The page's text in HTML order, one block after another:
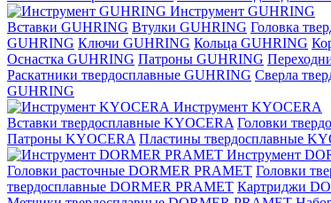
Инструмент GUHRING
Вставки GUHRING Втулки GUHRING Головка
GUHRING Ключи GUHRING Кольца GUHRING
Оснастка GUHRING Патроны GUHRING
Раскатники твердосплавные GUHRING Сверла
GUHRING
Инструмент KYOCERA
Вставки твердосплавные KYOCERA Головки
Патроны KYOCERA Пластины твердосплавные
Инструмент
Головки расточные DORMER PRAMET Головки
твердосплавные DORMER PRAMET Картриджи